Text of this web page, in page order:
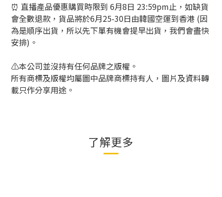
⏰ 直播產品優惠購買時限到 6月8日 23:59pm止，如缺貨
會全數退款，貨品將於6月25-30日由韓國空運到香港 (因
為是順序出貨，所以先下單有機會提早出貨，我們會盡快
安排)。
⚠️本公司並沒持有任何品牌之版權。
所有商標及版權均屬圖中品牌商標持有人，圖片及資料轉
載只作分享用途。
了解更多